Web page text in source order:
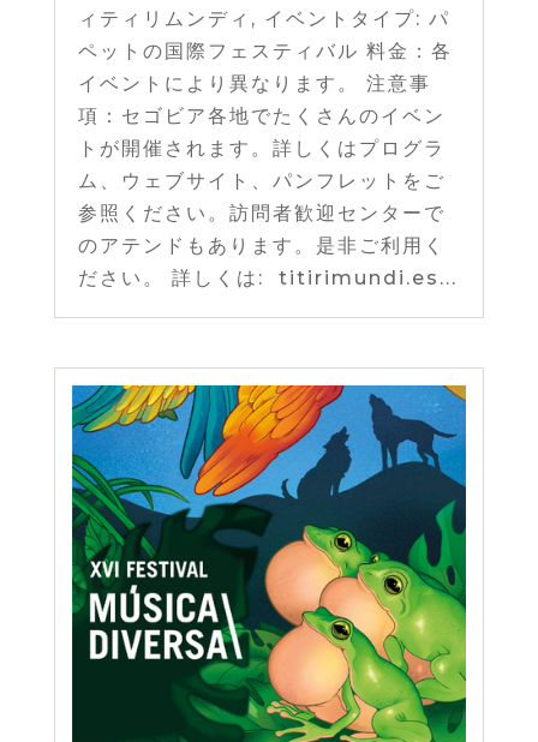
ィティリムンディ, イベントタイプ: パ
ペットの国際フェスティバル 料金：各
イベントにより異なります。 注意事
項：セゴビア各地でたくさんのイベン
トが開催されます。詳しくはプログラ
ム、ウェブサイト、パンフレットをご
参照ください。訪問者歓迎センターで
のアテンドもあります。是非ご利用く
ださい。 詳しくは: titirimundi.es...